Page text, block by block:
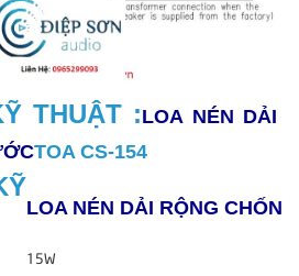
THUẬT :LOA NÉN DẢI
TOA CS-154
LOA NÉN DẢI RỘNG
15W